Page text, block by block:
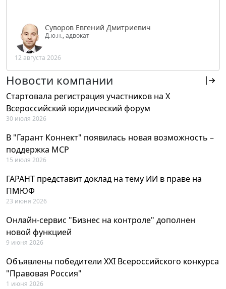
Суворов Евгений Дмитриевич
Д.ю.н., адвокат
12 августа 2026
Новости компании
Стартовала регистрация участников на X
Всероссийский юридический форум
30 июля 2026
В "Гарант Коннект" появилась новая возможность –
поддержка MCP
15 июля 2026
ГАРАНТ представит доклад на тему ИИ в праве на
ПМЮФ
23 июня 2026
Онлайн-сервис "Бизнес на контроле" дополнен
новой функцией
9 июня 2026
Объявлены победители XXI Всероссийского конкурса
"Правовая Россия"
1 июня 2026